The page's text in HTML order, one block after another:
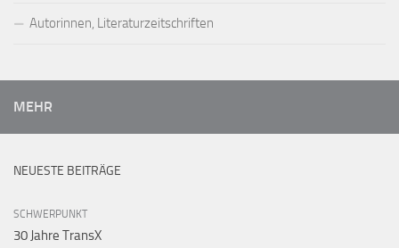
Autorinnen, Literaturzeitschriften
MEHR
NEUESTE BEITRÄGE
SCHWERPUNKT
30 Jahre TransX